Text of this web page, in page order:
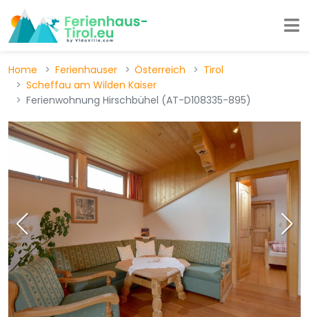
Home Ferienhauser Österreich
Tirol
Scheffau am Wilden Kaiser
Ferienwohnung Hirschbühel (AT-D108335-895)